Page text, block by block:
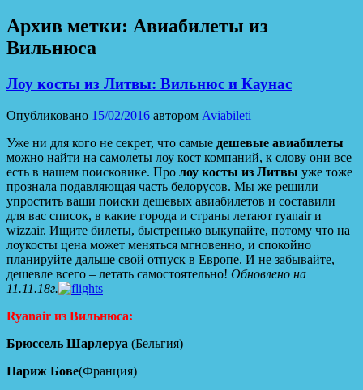
Архив метки: Авиабилеты из
Вильнюса
Лоу косты из Литвы: Вильнюс и Каунас
Опубликовано 15/02/2016 автором Aviabileti
Уже ни для кого не секрет, что самые дешевые авиабилеты
можно найти на самолеты лоу кост компаний, к слову они все
есть в нашем поисковике. Про лоу косты из Литвы уже тоже
прознала подавляющая часть белорусов. Мы же решили
упростить ваши поиски дешевых авиабилетов и составили
для вас список, в какие города и страны летают ryanair и
wizzair. Ищите билеты, быстренько выкупайте, потому что на
лоукосты цена может меняться мгновенно, и спокойно
планируйте дальше свой отпуск в Европе. И не забывайте,
дешевле всего – летать самостоятельно! Обновлено на
11.11.18г.
Ryanair из Вильнюса:
Брюссель Шарлеруа (Бельгия)
Париж Бове(Франция)